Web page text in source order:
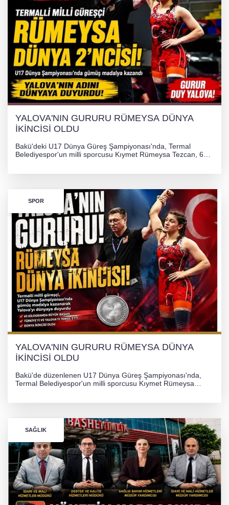
YALOVA'NIN GURURU RÜMEYSA DÜNYA
İKİNCİSİ OLDU
Bakü'deki U17 Dünya Güreş Şampiyonası'nda, Termal
Belediyespor'un milli sporcusu Kıymet Rümeysa Tezcan, 69
SPOR
YALOVA'NIN GURURU RÜMEYSA DÜNYA
İKİNCİSİ OLDU
Bakü'de düzenlenen U17 Dünya Güreş Şampiyonası'nda,
Termal Belediyespor'un milli sporcusu Kıymet Rümeysa
SAĞLIK